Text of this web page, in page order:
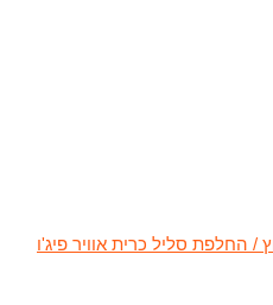
/ החלפת סליל כרית אוויר פיג'ו